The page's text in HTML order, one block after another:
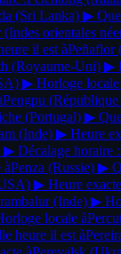
(Sri Lanka) ▶
(Indes orientales
il est àPeñaflor
(Royaume-Uni) ▶
▶ Horloge locale
Pengpu
(Portugal) ▶
(Inde) ▶ Heure
▶ Décalage horaire :
àPenza (Russie) ▶
▶ Heure
(Inde) ▶
locale à
heure il est à